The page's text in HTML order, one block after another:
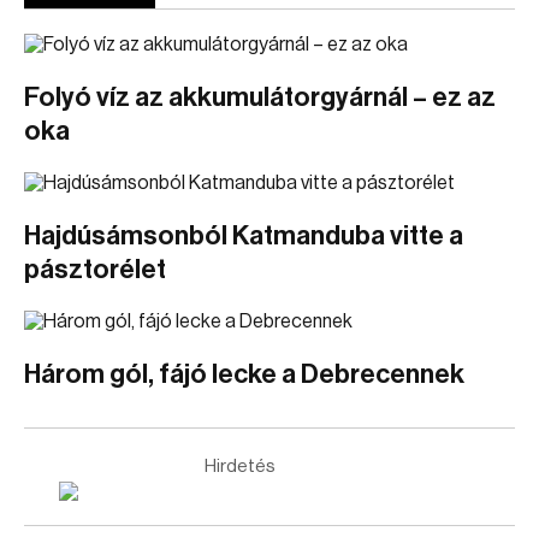
Folyó víz az akkumulátorgyárnál – ez az
oka
Hajdúsámsonból Katmanduba vitte a
pásztorélet
Három gól, fájó lecke a Debrecennek
Hirdetés